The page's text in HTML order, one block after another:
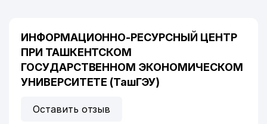
ИНФОРМАЦИОННО-РЕСУРСНЫЙ ЦЕНТР
ПРИ ТАШКЕНТСКОМ
ГОСУДАРСТВЕННОМ ЭКОНОМИЧЕСКОМ
УНИВЕРСИТЕТЕ (ТашГЭУ)
Оставить отзыв